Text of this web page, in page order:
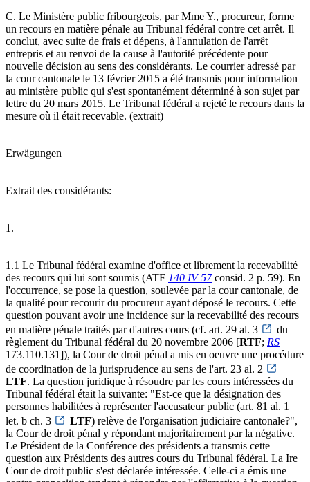
C. Le Ministère public fribourgeois, par Mme Y., procureur, forme
un recours en matière pénale au Tribunal fédéral contre cet arrêt. Il
conclut, avec suite de frais et dépens, à l'annulation de l'arrêt
entrepris et au renvoi de la cause à l'autorité précédente pour
nouvelle décision au sens des considérants. Le courrier adressé par
la cour cantonale le 13 février 2015 a été transmis pour information
au ministère public qui s'est spontanément déterminé à son sujet par
lettre du 20 mars 2015. Le Tribunal fédéral a rejeté le recours dans la
mesure où il était recevable. (extrait)
Erwägungen
Extrait des considérants:
1.
1.1 Le Tribunal fédéral examine d'office et librement la recevabilité
des recours qui lui sont soumis (ATF 140 IV 57consid. 2 p. 59). En
l'occurrence, se pose la question, soulevée par la cour cantonale, de
la qualité pour recourir du procureur ayant déposé le recours. Cette
question pouvant avoir une incidence sur la recevabilité des recours
en matière pénale traités par d'autres cours (cf. art. 29 al. 3
du
règlement du Tribunal fédéral du 20 novembre 2006 [RTF; RS
173.110.131]), la Cour de droit pénal a mis en oeuvre une procédure
de coordination de la jurisprudence au sens de l'art. 23 al. 2
LTF. La question juridique à résoudre par les cours intéressées du
Tribunal fédéral était la suivante: "Est-ce que la désignation des
personnes habilitées à représenter l'accusateur public (art. 81 al. 1
let. b ch. 3
LTF) relève de l'organisation judiciaire cantonale?",
la Cour de droit pénal y répondant majoritairement par la négative.
Le Président de la Conférence des présidents a transmis cette
question aux Présidents des autres cours du Tribunal fédéral. La Ire
Cour de droit public s'est déclarée intéressée. Celle-ci a émis une